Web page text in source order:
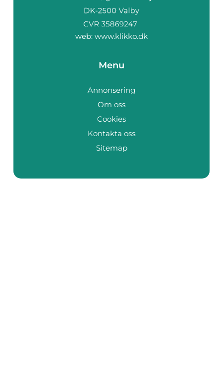
web: www.klikko.dk
Menu
Annonsering
Om oss
Cookies
Kontakta oss
Sitemap